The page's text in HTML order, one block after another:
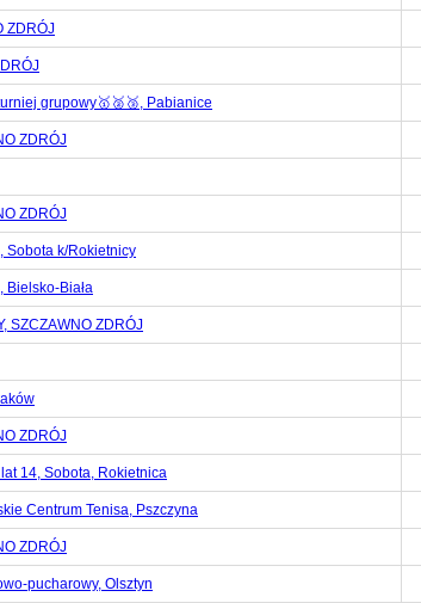
ZDRÓJ
grupowy🥇🥈🥉, Pabianice
ZDRÓJ
ZDRÓJ
Sobota k/Rokietnicy
Bielsko-Biała
SZCZAWNO ZDRÓJ
ZDRÓJ
14, Sobota, Rokietnica
Centrum Tenisa, Pszczyna
ZDRÓJ
pucharowy, Olsztyn